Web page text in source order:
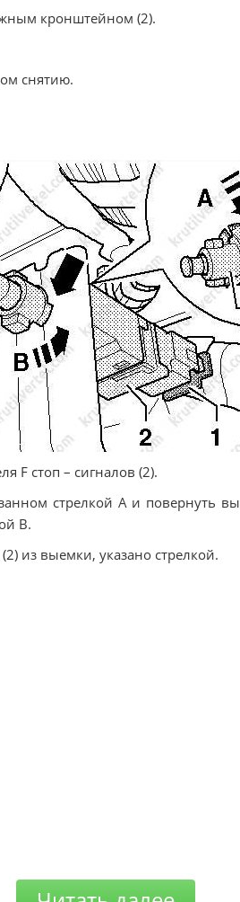
кронштейном (2).
снятию.
F стоп – сигналов (2).
стрелкой А и повернуть
В.
из выемки, указано стрелкой.